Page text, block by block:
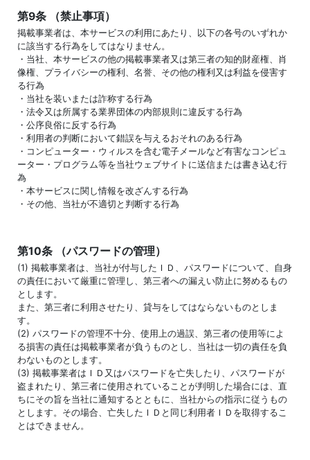
第9条 （禁止事項）
掲載事業者は、本サービスの利用にあたり、以下の各号のいずれか
に該当する行為をしてはなりません。
・当社、本サービスの他の掲載事業者又は第三者の知的財産権、肖
像権、プライバシーの権利、名誉、その他の権利又は利益を侵害す
る行為
・当社を装いまたは詐称する行為
・法令又は所属する業界団体の内部規則に違反する行為
・公序良俗に反する行為
・利用者の判断において錯誤を与えるおそれのある行為
・コンピューター・ウィルスを含む電子メールなど有害なコンピュ
ーター・プログラム等を当社ウェブサイトに送信または書き込む行
為
・本サービスに関し情報を改ざんする行為
・その他、当社が不適切と判断する行為
第10条 （パスワードの管理）
(1) 掲載事業者は、当社が付与したＩＤ、パスワードについて、自身
の責任において厳重に管理し、第三者への漏えい防止に努めるもの
とします。
また、第三者に利用させたり、貸与をしてはならないものとしま
す。
(2) パスワードの管理不十分、使用上の過誤、第三者の使用等によ
る損害の責任は掲載事業者が負うものとし、当社は一切の責任を負
わないものとします。
(3) 掲載事業者はＩＤ又はパスワードを亡失したり、パスワードが
盗まれたり、第三者に使用されていることが判明した場合には、直
ちにその旨を当社に通知するとともに、当社からの指示に従うもの
とします。その場合、亡失したＩＤと同じ利用者ＩＤを取得するこ
とはできません。